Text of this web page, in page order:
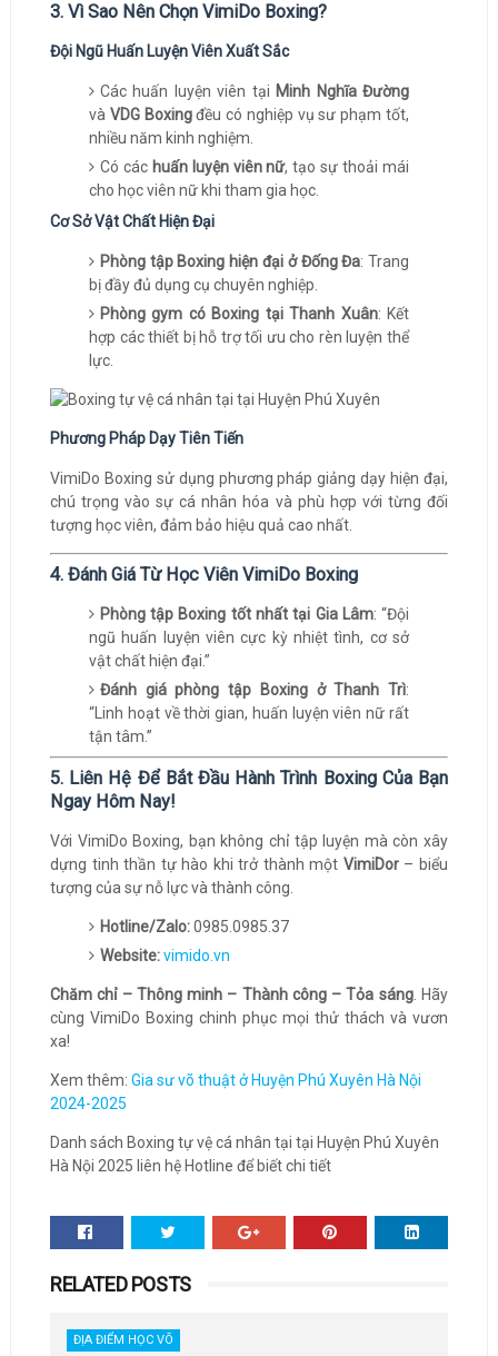
3. Vì Sao Nên Chọn VimiDo Boxing?
Đội Ngũ Huấn Luyện Viên Xuất Sắc
Các huấn luyện viên tại Minh Nghĩa Đường
và VDG Boxingđều có nghiệp vụ sư phạm tốt,
nhiều năm kinh nghiệm.
Có các huấn luyện viên nữ, tạo sự thoải mái
cho học viên nữ khi tham gia học.
Cơ Sở Vật Chất Hiện Đại
Phòng tập Boxing hiện đại ở Đống Đa: Trang
bị đầy đủ dụng cụ chuyên nghiệp.
Phòng gym có Boxing tại Thanh Xuân: Kết
hợp các thiết bị hỗ trợ tối ưu cho rèn luyện thể
lực.
Phương Pháp Dạy Tiên Tiến
VimiDo Boxing sử dụng phương pháp giảng dạy hiện đại,
chú trọng vào sự cá nhân hóa và phù hợp với từng đối
tượng học viên, đảm bảo hiệu quả cao nhất.
4. Đánh Giá Từ Học Viên VimiDo Boxing
Phòng tập Boxing tốt nhất tại Gia Lâm: “Đội
ngũ huấn luyện viên cực kỳ nhiệt tình, cơ sở
vật chất hiện đại.”
Đánh giá phòng tập Boxing ở Thanh Trì:
“Linh hoạt về thời gian, huấn luyện viên nữ rất
tận tâm.”
5. Liên Hệ Để Bắt Đầu Hành Trình Boxing Của Bạn
Ngay Hôm Nay!
Với VimiDo Boxing, bạn không chỉ tập luyện mà còn xây
dựng tinh thần tự hào khi trở thành một VimiDor– biểu
tượng của sự nỗ lực và thành công.
Hotline/Zalo:0985.0985.37
Website:vimido.vn
Chăm chỉ – Thông minh – Thành công – Tỏa sáng. Hãy
cùng VimiDo Boxing chinh phục mọi thử thách và vươn
xa!
Xem thêm: Gia sư võ thuật ở Huyện Phú Xuyên Hà Nội
2024-2025
Danh sách Boxing tự vệ cá nhân tại tại Huyện Phú Xuyên
Hà Nội 2025 liên hệ Hotline để biết chi tiết
RELATED POSTS
ĐỊA ĐIỂM HỌC VÕ